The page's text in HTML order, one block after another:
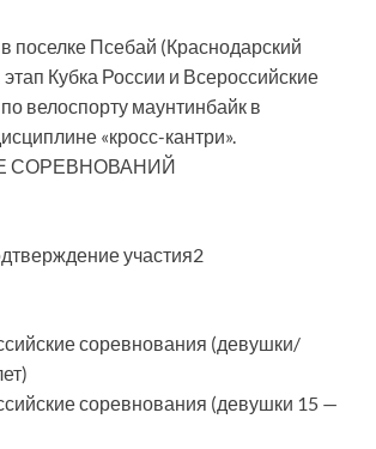
поселке Псебай (Краснодарский
этап Кубка России и Всероссийские
велоспорту маунтинбайк в
«кросс-кантри».
СОРЕВНОВАНИЙ
участия2
соревнования (девушки/
соревнования (девушки 15 —